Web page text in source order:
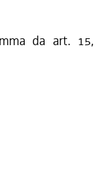
da art. 15,